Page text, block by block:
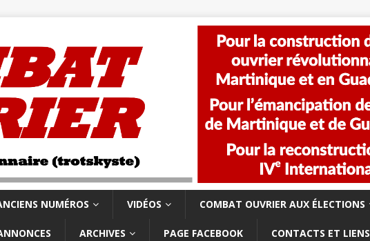
NUMÉROS VIDÉOS COMBAT OUVRIER AUX ÉLECTIONS
ARCHIVES PAGE FACEBOOK CONTACTS ET LIENS